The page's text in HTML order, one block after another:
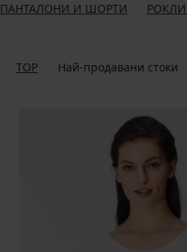
ПАНТАЛОНИ И ШОРТИ
TOP Най-продавани стоки